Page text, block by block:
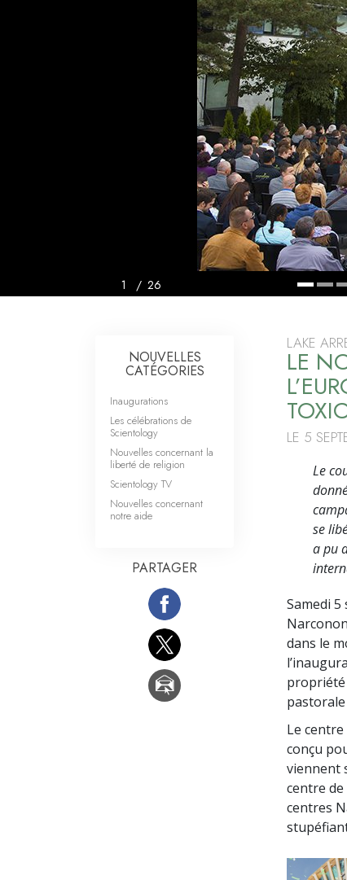
Qu’est-ce que la
1 / 26
LAKE
LE
LE 5
Le
se
a pu
Samedi
dans le
propriété
Le
conçu
viennent
centre
centres
NOUVELLES
CATÉGORIES
Inaugurations
Les célébrations de
Scientology
Nouvelles concernant la
liberté de religion
Scientology TV
Nouvelles concernant
notre aide
PARTAGER